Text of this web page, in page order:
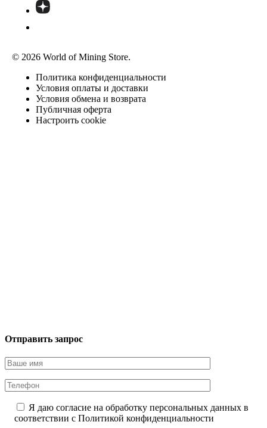
© 2026 World of Mining Store.
Политика конфиденциальности
Условия оплаты и доставки
Условия обмена и возврата
Публичная оферта
Настроить cookie
Отправить запрос
Я даю согласие на обработку персональных данных в
соответствии с Политикой конфиденциальности